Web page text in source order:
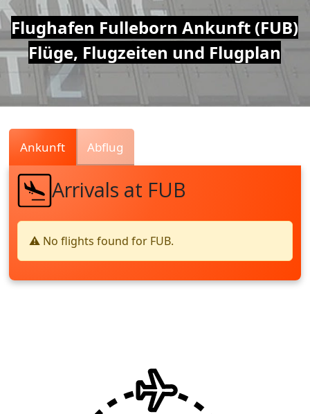
Air
Traffic
Live
Flughafen Fulleborn Ankunft (FUB)
Flüge, Flugzeiten und Flugplan
Ankunft Abflug
Arrivals at FUB
⚠️ No flights found for FUB.